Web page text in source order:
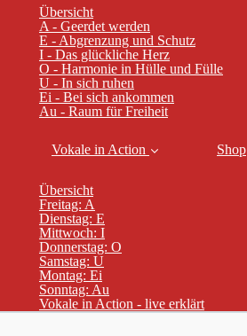
Übersicht
A - Geerdet werden
E - Abgrenzung und Schutz
I - Das glückliche Herz(current)
O - Harmonie in Hülle und Fülle
U - In sich ruhen
Ei - Bei sich ankommen
Au - Raum für Freiheit
Vokale in Action
Übersicht
Freitag: A
Dienstag: E
Mittwoch: I
Donnerstag: O
Samstag: U
Montag: Ei
Sonntag: Au
Vokale in Action - live erklärt
Shop